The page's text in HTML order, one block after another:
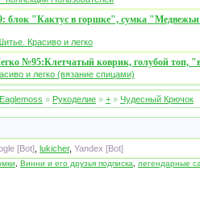
блок "Кактус в горшке", сумка
Красиво и легко
№95:Клетчатый коврик, голубой топ,
и легко (вязание спицами)
» Рукоделие » + » Чудесный Крючок
[Bot] lukicher, Yandex [Bot]
Винни и его друзья подписка легендарные